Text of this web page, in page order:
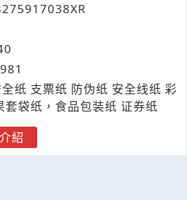
纸 支票纸 防伪纸 安全线纸 彩
套袋纸，食品包装纸 证券纸
紹